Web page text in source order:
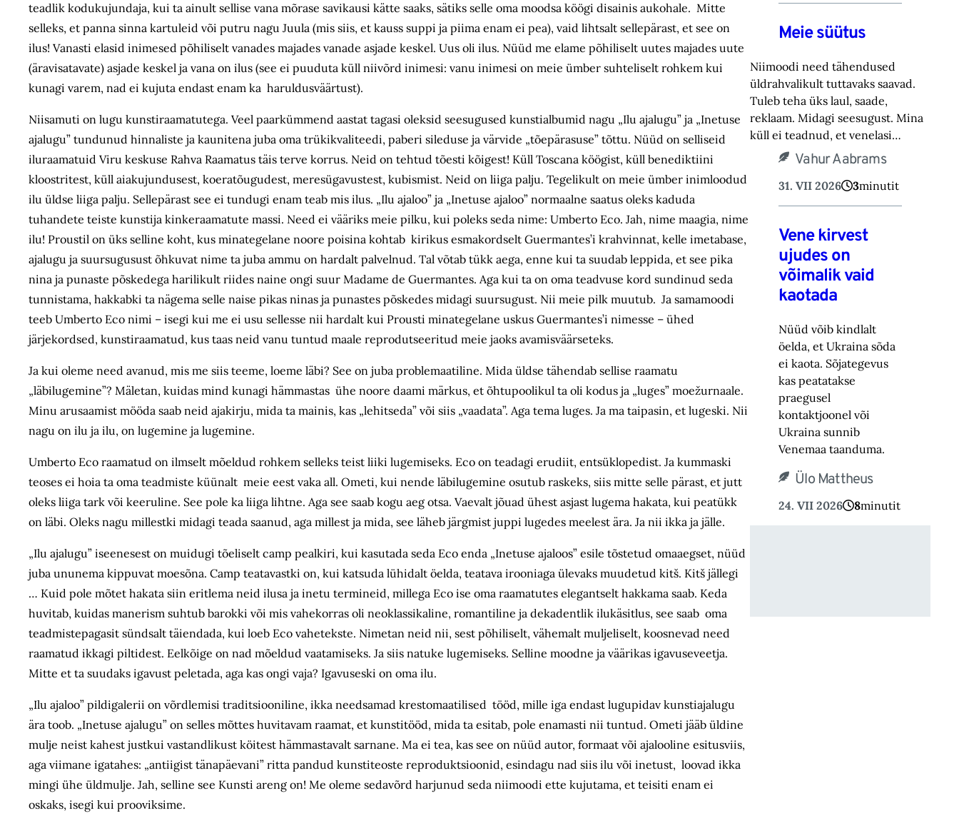
teadlik kodukujundaja, kui ta ainult sellise vana mõrase savikausi kätte saaks, sätiks selle oma moodsa köögi disainis aukohale. Mitte
selleks, et panna sinna kartuleid või putru nagu Juula (mis siis, et kauss suppi ja piima enam ei pea), vaid lihtsalt sellepärast, et see on
ilus! Vanasti elasid inimesed põhiliselt vanades majades vanade asjade keskel. Uus oli ilus. Nüüd me elame põhiliselt uutes majades uute
(äravisatavate) asjade keskel ja vana on ilus (see ei puuduta küll niivõrd inimesi: vanu inimesi on meie ümber suhteliselt rohkem kui
kunagi varem, nad ei kujuta endast enam ka haruldusväärtust).
Niisamuti on lugu kunstiraamatutega. Veel paarkümmend aastat tagasi oleksid seesugused kunstialbumid nagu „Ilu ajalugu” ja „Inetuse
ajalugu” tundunud hinnaliste ja kaunitena juba oma trükikvaliteedi, paberi sileduse ja värvide „tõepärasuse” tõttu. Nüüd on selliseid
iluraamatuid Viru keskuse Rahva Raamatus täis terve korrus. Neid on tehtud tõesti kõigest! Küll Toscana köögist, küll benediktiini
kloostritest, küll aiakujundusest, koeratõugudest, meresügavustest, kubismist. Neid on liiga palju. Tegelikult on meie ümber inimloodud
ilu üldse liiga palju. Sellepärast see ei tundugi enam teab mis ilus. „Ilu ajaloo” ja „Inetuse ajaloo” normaalne saatus oleks kaduda
tuhandete teiste kunstija kinkeraamatute massi. Need ei vääriks meie pilku, kui poleks seda nime: Umberto Eco. Jah, nime maagia, nime
ilu! Proustil on üks selline koht, kus minategelane noore poisina kohtab kirikus esmakordselt Guermantes’i krahvinnat, kelle imetabase,
ajalugu ja suursugusust õhkuvat nime ta juba ammu on hardalt palvelnud. Tal võtab tükk aega, enne kui ta suudab leppida, et see pika
nina ja punaste põskedega harilikult riides naine ongi suur Madame de Guermantes. Aga kui ta on oma teadvuse kord sundinud seda
tunnistama, hakkabki ta nägema selle naise pikas ninas ja punastes põskedes midagi suursugust. Nii meie pilk muutub. Ja samamoodi
teeb Umberto Eco nimi – isegi kui me ei usu sellesse nii hardalt kui Prousti minategelane uskus Guermantes’i nimesse – ühed
järjekordsed, kunstiraamatud, kus taas neid vanu tuntud maale reprodutseeritud meie jaoks avamisväärseteks.
Ja kui oleme need avanud, mis me siis teeme, loeme läbi? See on juba problemaatiline. Mida üldse tähendab sellise raamatu
„läbilugemine”? Mäletan, kuidas mind kunagi hämmastas ühe noore daami märkus, et õhtupoolikul ta oli kodus ja „luges” moežurnaale.
Minu arusaamist mööda saab neid ajakirju, mida ta mainis, kas „lehitseda” või siis „vaadata”. Aga tema luges. Ja ma taipasin, et lugeski. Nii
nagu on ilu ja ilu, on lugemine ja lugemine.
Umberto Eco raamatud on ilmselt mõeldud rohkem selleks teist liiki lugemiseks. Eco on teadagi erudiit, entsüklopedist. Ja kummaski
teoses ei hoia ta oma teadmiste küünalt meie eest vaka all. Ometi, kui nende läbilugemine osutub raskeks, siis mitte selle pärast, et jutt
oleks liiga tark või keeruline. See pole ka liiga lihtne. Aga see saab kogu aeg otsa. Vaevalt jõuad ühest asjast lugema hakata, kui peatükk
on läbi. Oleks nagu millestki midagi teada saanud, aga millest ja mida, see läheb järgmist juppi lugedes meelest ära. Ja nii ikka ja jälle.
„Ilu ajalugu” iseenesest on muidugi tõeliselt camp pealkiri, kui kasutada seda Eco enda „Inetuse ajaloos” esile tõstetud omaaegset, nüüd
juba ununema kippuvat moesõna. Camp teatavastki on, kui katsuda lühidalt öelda, teatava irooniaga ülevaks muudetud kitš. Kitš jällegi
… Kuid pole mõtet hakata siin eritlema neid ilusa ja inetu termineid, millega Eco ise oma raamatutes elegantselt hakkama saab. Keda
huvitab, kuidas manerism suhtub barokki või mis vahekorras oli neoklassikaline, romantiline ja dekadentlik ilukäsitlus, see saab oma
teadmistepagasit sündsalt täiendada, kui loeb Eco vahetekste. Nimetan neid nii, sest põhiliselt, vähemalt muljeliselt, koosnevad need
raamatud ikkagi piltidest. Eelkõige on nad mõeldud vaatamiseks. Ja siis natuke lugemiseks. Selline moodne ja väärikas igavuseveetja.
Mitte et ta suudaks igavust peletada, aga kas ongi vaja? Igavuseski on oma ilu.
„Ilu ajaloo” pildigalerii on võrdlemisi traditsiooniline, ikka needsamad krestomaatilised tööd, mille iga endast lugupidav kunstiajalugu
ära toob. „Inetuse ajalugu” on selles mõttes huvitavam raamat, et kunstitööd, mida ta esitab, pole enamasti nii tuntud. Ometi jääb üldine
mulje neist kahest justkui vastandlikust köitest hämmastavalt sarnane. Ma ei tea, kas see on nüüd autor, formaat või ajalooline esitusviis,
aga viimane igatahes: „antiigist tänapäevani” ritta pandud kunstiteoste reproduktsioonid, esindagu nad siis ilu või inetust, loovad ikka
mingi ühe üldmulje. Jah, selline see Kunsti areng on! Me oleme sedavõrd harjunud seda niimoodi ette kujutama, et teisiti enam ei
oskaks, isegi kui prooviksime.
Meie süütus
Niimoodi need tähendused
üldrahvalikult tuttavaks saavad.
Tuleb teha üks laul, saade,
reklaam. Midagi seesugust. Mina
küll ei teadnud, et venelasi…
Vahur Aabrams
31. VII 2026 3minutit
Vene kirvest
ujudes on
võimalik vaid
kaotada
Nüüd võib kindlalt
öelda, et Ukraina sõda
ei kaota. Sõjategevus
kas peatatakse
praegusel
kontaktjoonel või
Ukraina sunnib
Venemaa taanduma.
Ülo Mattheus
24. VII 2026 8minutit